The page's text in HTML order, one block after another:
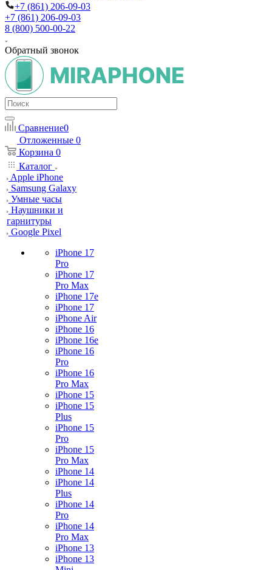
+7 (861) 206-09-03
+7 (861) 206-09-03
8 (800) 500-00-22
Обратный звонок
Сравнение0
Отложенные 0
Корзина 0
Каталог
Apple iPhone
Samsung Galaxy
Умные часы
Наушники и
гарнитуры
Google Pixel
iPhone 17
Pro
iPhone 17
Pro Max
iPhone 17e
iPhone 17
iPhone Air
iPhone 16
iPhone 16e
iPhone 16
Pro
iPhone 16
Pro Max
iPhone 15
iPhone 15
Plus
iPhone 15
Pro
iPhone 15
Pro Max
iPhone 14
iPhone 14
Plus
iPhone 14
Pro
iPhone 14
Pro Max
iPhone 13
iPhone 13